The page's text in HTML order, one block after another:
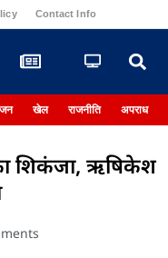
Contact Info
खेल राजनीति अपराध
शिकंजा, ऋषिकेश